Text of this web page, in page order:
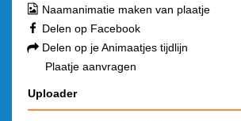
Naamanimatie maken van plaatje
Delen op Facebook
Delen op je Animaatjes tijdlijn
Plaatje aanvragen
Uploader